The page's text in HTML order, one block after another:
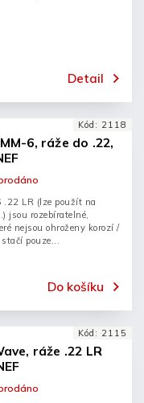
Detail
6, ráže do .22,
Do košíku
.22 LR (lze použít na
jsou rozebíratelné,
nejsou ohroženy korozí /
pouze...
Kód: 2118
ráže .22 LR
Kód: 2115